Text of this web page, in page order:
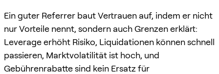
Ein guter Referrer baut Vertrauen auf, indem er nicht
nur Vorteile nennt, sondern auch Grenzen erklärt:
Leverage erhöht Risiko, Liquidationen können schnell
passieren, Marktvolatilität ist hoch, und
Gebührenrabatte sind kein Ersatz für